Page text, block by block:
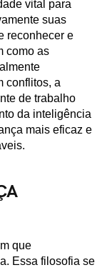
vital para
suas
reconhecer e
como as
conflitos, a
de trabalho
da inteligência
mais eficaz e
que
Essa filosofia se